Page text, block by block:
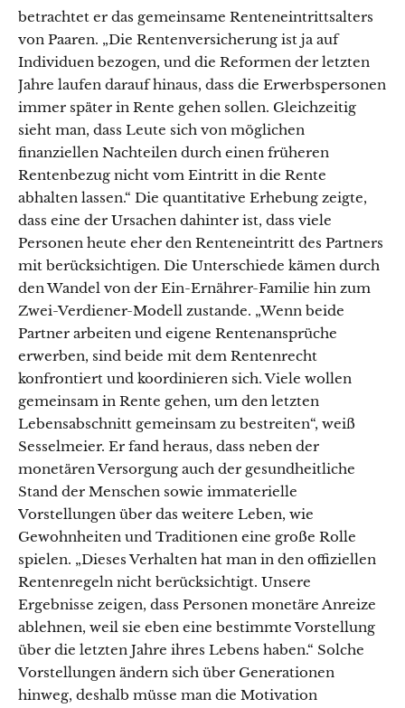
betrachtet er das gemeinsame Renteneintrittsalters
von Paaren. „Die Rentenversicherung ist ja auf
Individuen bezogen, und die Reformen der letzten
Jahre laufen darauf hinaus, dass die Erwerbspersonen
immer später in Rente gehen sollen. Gleichzeitig
sieht man, dass Leute sich von möglichen
finanziellen Nachteilen durch einen früheren
Rentenbezug nicht vom Eintritt in die Rente
abhalten lassen.“ Die quantitative Erhebung zeigte,
dass eine der Ursachen dahinter ist, dass viele
Personen heute eher den Renteneintritt des Partners
mit berücksichtigen. Die Unterschiede kämen durch
den Wandel von der Ein-Ernährer-Familie hin zum
Zwei-Verdiener-Modell zustande. „Wenn beide
Partner arbeiten und eigene Rentenansprüche
erwerben, sind beide mit dem Rentenrecht
konfrontiert und koordinieren sich. Viele wollen
gemeinsam in Rente gehen, um den letzten
Lebensabschnitt gemeinsam zu bestreiten“, weiß
Sesselmeier. Er fand heraus, dass neben der
monetären Versorgung auch der gesundheitliche
Stand der Menschen sowie immaterielle
Vorstellungen über das weitere Leben, wie
Gewohnheiten und Traditionen eine große Rolle
spielen. „Dieses Verhalten hat man in den offiziellen
Rentenregeln nicht berücksichtigt. Unsere
Ergebnisse zeigen, dass Personen monetäre Anreize
ablehnen, weil sie eben eine bestimmte Vorstellung
über die letzten Jahre ihres Lebens haben.“ Solche
Vorstellungen ändern sich über Generationen
hinweg, deshalb müsse man die Motivation